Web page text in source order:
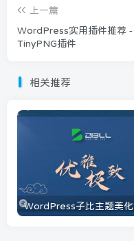
上一篇
WordPress实用插件推荐 -
TinyPNG插件
相关推荐